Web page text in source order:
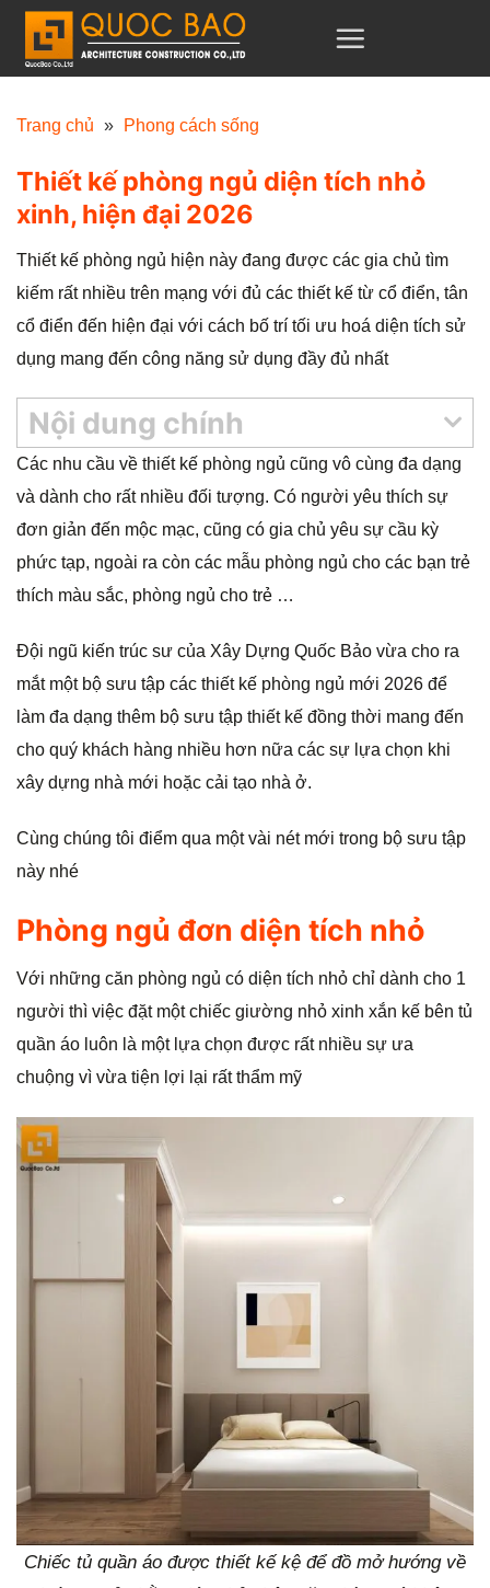
u
Trang chủ » Phong cách sống
Thiết kế phòng ngủ diện tích nhỏ
xinh, hiện đại 2026
Thiết kế phòng ngủ hiện này đang được các gia chủ tìm
kiếm rất nhiều trên mạng với đủ các thiết kế từ cổ điển, tân
cổ điển đến hiện đại với cách bố trí tối ưu hoá diện tích sử
dụng mang đến công năng sử dụng đầy đủ nhất
Nội dung chính
Các nhu cầu về thiết kế phòng ngủ cũng vô cùng đa dạng
và dành cho rất nhiều đối tượng. Có người yêu thích sự
đơn giản đến mộc mạc, cũng có gia chủ yêu sự cầu kỳ
phức tạp, ngoài ra còn các mẫu phòng ngủ cho các bạn trẻ
thích màu sắc, phòng ngủ cho trẻ …
Đội ngũ kiến trúc sư của Xây Dựng Quốc Bảo vừa cho ra
mắt một bộ sưu tập các thiết kế phòng ngủ mới 2026 để
làm đa dạng thêm bộ sưu tập thiết kế đồng thời mang đến
cho quý khách hàng nhiều hơn nữa các sự lựa chọn khi
xây dựng nhà mới hoặc cải tạo nhà ở.
Cùng chúng tôi điểm qua một vài nét mới trong bộ sưu tập
này nhé
Phòng ngủ đơn diện tích nhỏ
Với những căn phòng ngủ có diện tích nhỏ chỉ dành cho 1
người thì việc đặt một chiếc giường nhỏ xinh xắn kế bên tủ
quần áo luôn là một lựa chọn được rất nhiều sự ưa
chuộng vì vừa tiện lợi lại rất thẩm mỹ
Chiếc tủ quần áo được thiết kế kệ để đồ mở hướng về